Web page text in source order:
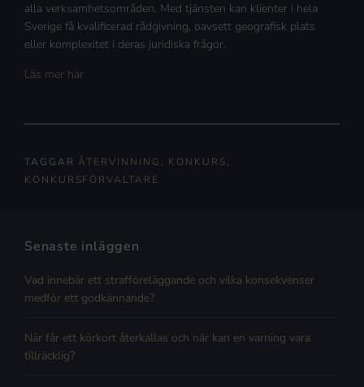
alla verksamhetsområden. Med tjänsten kan klienter i hela
Sverige få kvalificerad rådgivning, oavsett geografisk plats
eller komplexitet i deras juridiska frågor.
Läs mer här
TAGGAR ÅTERVINNING , KONKURS,
KONKURSFÖRVALTARE
Senaste inläggen
Vad innebär ett strafföreläggande och vilka konsekvenser
medför ett godkännande?
När får ett körkort återkallas och när kan en varning vara
tillräcklig?